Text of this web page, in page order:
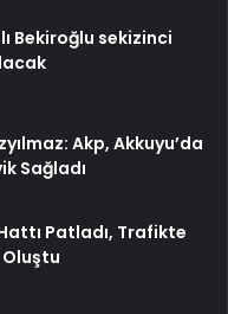
Bekiroğlu sekizinci
Akp, Akkuyu’da
Sağladı
Patladı, Trafikte
Oluştu